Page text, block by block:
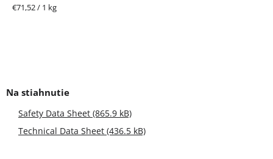
Jednotková
€71,52 / 1 kg
Safety Data Sheet (865.9 kB)
Technical Data Sheet (436.5 kB)